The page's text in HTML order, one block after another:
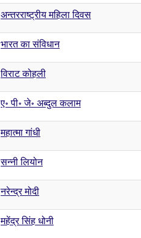
अन्तरराष्ट्रीय महिला दिवस
भारत का संविधान
विराट कोहली
ए॰ पी॰ जे॰ अब्दुल कलाम
महात्मा गांधी
सन्नी लियोन
नरेन्द्र मोदी
महेंद्र सिंह धोनी